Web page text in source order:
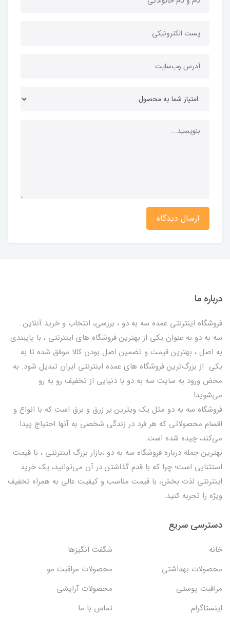
ارسال دیدگاه
درباره ما
فروشگاه اینترنتی عمده سه به دو ، بررسی، انتخاب و خرید آنلاین .
سه به دو به عنوان یکی از بهترين فروشگاه های اینترنتی ، با پایبندی
به اصل ، بهترين قيمت و تضمین اصل‌ بودن کالا موفق شده تا به
يكي از بزرگ‌ترين فروشگاه هاي عمده اینترنتی ایران تبدیل شود. به
محض ورود به سایت سه به دو با دنیایی از تخفيف رو به رو
می‌شوید!
فروشگاه سه به دو مثل یک ویترین پر زرق و برق است که با انواع و
اقسام محصولاتی که هر فرد در زندگی شخصی به آنها احتیاج پیدا
می‌کند، چیده شده است.
بهترين جمله درباره فروشگاه سه به دو ،بازار بزرگ اینترنتی ، با قيمت
استثنايي است؛ چرا که با قدم گذاشتن در آن می‌توانید، یک خرید
اینترنتی لذت بخش، با قیمت مناسب و کیفیت عالی به همراه تخفیف
ویژه را تجربه کنید.
دسترسی سریع
خانه
شگفت انگيزها
محصولات بهداشتي
محصولات مراقبت مو
مراقبت پوستی
محصولات آرایشی
اینستاگرام
تماس با ما